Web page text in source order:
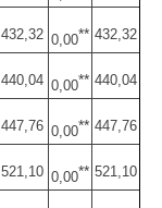
432,32 0,00** 432,32
440,04 0,00** 440,04
447,76 0,00** 447,76
521,10 0,00** 521,10